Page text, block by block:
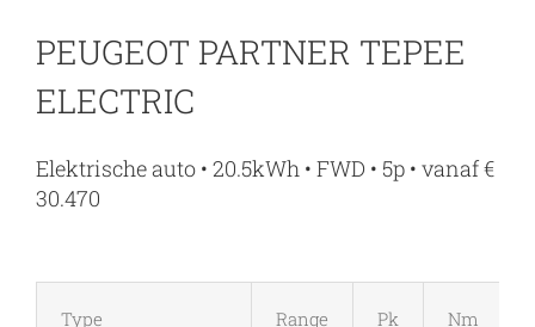
PEUGEOT PARTNER TEPEE
ELECTRIC
Elektrische auto • 20.5kWh • FWD • 5p • vanaf €
30.470
Type Range Pk Nm